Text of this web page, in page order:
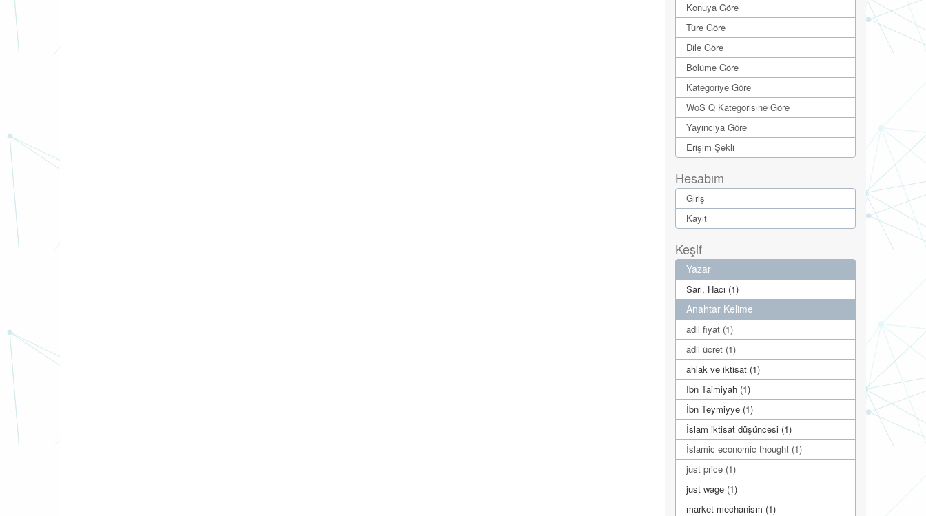
Konuya Göre
Türe Göre
Dile Göre
Bölüme Göre
Kategoriye Göre
WoS Q Kategorisine Göre
Yayıncıya Göre
Erişim Şekli
Hesabım
Giriş
Kayıt
Keşif
Yazar
Sarı, Hacı (1)
Anahtar Kelime
adil fiyat (1)
adil ücret (1)
ahlak ve iktisat (1)
Ibn Taimiyah (1)
İbn Teymiyye (1)
İslam iktisat düşüncesi (1)
İslamic economic thought (1)
just price (1)
just wage (1)
market mechanism (1)